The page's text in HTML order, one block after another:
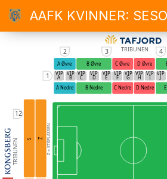
AAFK KVINNER:
TRIBUNEN
TRIBUNEN
1
2 3 4
12
Z = STÅPLASSEN
A Øvre
A Nedre
B Øvre
B Nedre
C Øvre
C Nedre
D Øvre
D Nedre
S Z
VIP
A
VIP
B
VIP
C
VIP
D
VIP
E
VIP
F
VIP
G
VIP
H
VIP
I
VIP